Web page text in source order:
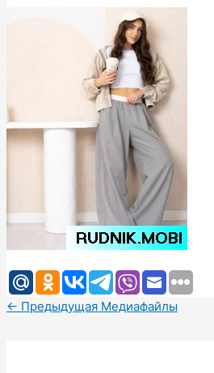
← Предыдущая Медиафайлы